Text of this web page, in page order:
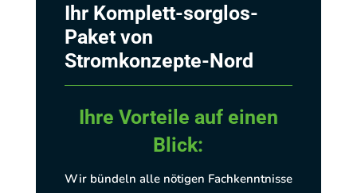
Ihr Komplett-sorglos-
Paket von
Stromkonzepte-Nord
Ihre Vorteile auf einen
Blick:
Wir bündeln alle nötigen Fachkenntnisse